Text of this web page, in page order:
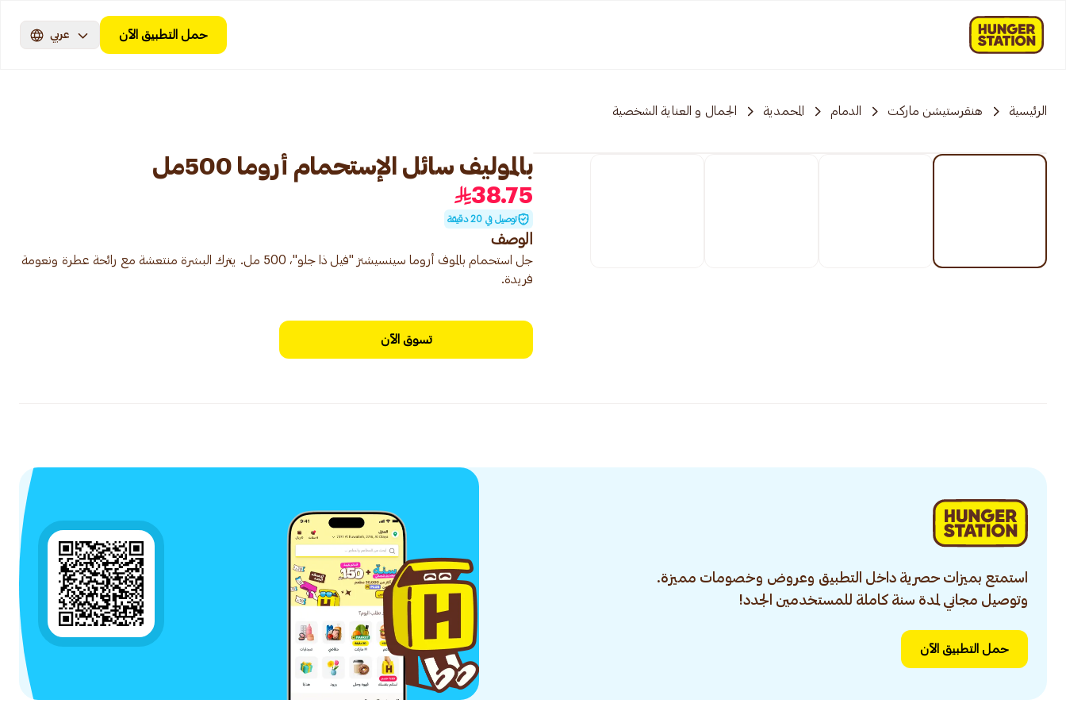
حمل التطبيق الآن عربي
الرئيسية هنقرستيشن ماركت الدمام المحمدية الجمال و العناية الشخصية
بالموليف سائل الإستحمام أروما 500مل
38.75
توصيل في 20 دقيقة
الوصف
جل استحمام بالموف أروما سينسيشنز "فيل ذا جلو"، 500 مل. يترك البشرة منتعشة مع رائحة عطرة ونعومة
فريدة.
تسوق الآن
استمتع بميزات حصرية داخل التطبيق وعروض وخصومات مميزة.
وتوصيل مجاني لمدة سنة كاملة للمستخدمين الجدد!
حمل التطبيق الآن